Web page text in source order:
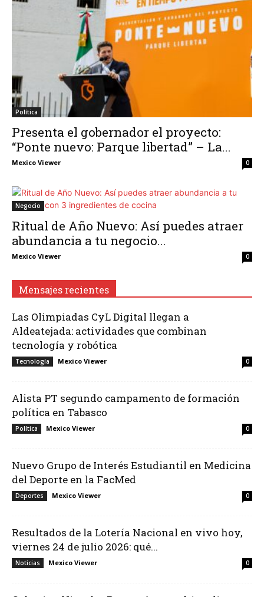
Política
Presenta el gobernador el proyecto:
“Ponte nuevo: Parque libertad” – La...
Mexico Viewer 0
Negocio
Ritual de Año Nuevo: Así puedes atraer
abundancia a tu negocio...
Mexico Viewer 0
Mensajes recientes
Las Olimpiadas CyL Digital llegan a
Aldeatejada: actividades que combinan
tecnología y robótica
Tecnología Mexico Viewer 0
Alista PT segundo campamento de formación
política en Tabasco
Política Mexico Viewer 0
Nuevo Grupo de Interés Estudiantil en Medicina
del Deporte en la FacMed
Deportes Mexico Viewer 0
Resultados de la Lotería Nacional en vivo hoy,
viernes 24 de julio 2026: qué...
Noticias Mexico Viewer 0